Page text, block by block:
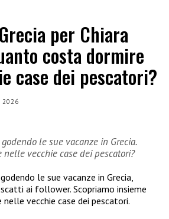
per Chiara
costa dormire
case dei pescatori?
2026
le sue vacanze in Grecia.
nelle vecchie case dei pescatori?
le sue vacanze in Grecia,
ai follower. Scopriamo insieme
vecchie case dei pescatori.